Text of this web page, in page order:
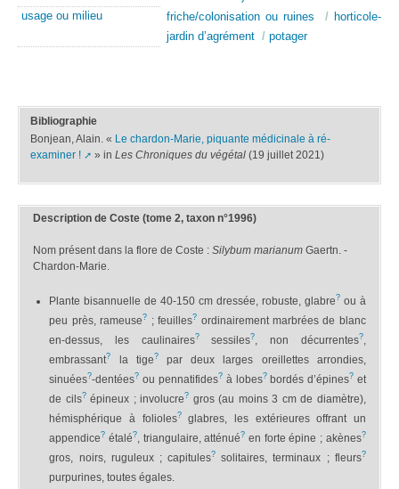
usage ou milieu
friche/colonisation ou ruines / horticole-
jardin d’agrément / potager
Bibliographie
Bonjean, Alain. « Le chardon-Marie, piquante médicinale à ré-
examiner !
» inLes Chroniques du végétal (19 juillet 2021)
Description de Coste (tome 2, taxon n°1996)
Nom présent dans la flore de Coste :Silybum marianum Gaertn. -
Chardon-Marie.
Plante bisannuelle de 40-150 cm dressée, robuste, glabre?ou à
peu près, rameuse? ; feuilles? ordinairement marbrées de blanc
en-dessus, les caulinaires?sessiles? , non décurrentes?,
embrassant? la tige?par deux larges oreillettes arrondies,
sinuées?-dentées? ou pennatifides?à lobes?bordés d’épines? et
de cils?épineux ; involucre? gros (au moins 3 cm de diamètre),
hémisphérique à folioles?glabres, les extérieures offrant un
appendice? étalé? , triangulaire, atténué? en forte épine ; akènes?
gros, noirs, ruguleux ; capitules? solitaires, terminaux ; fleurs?
purpurines, toutes égales.